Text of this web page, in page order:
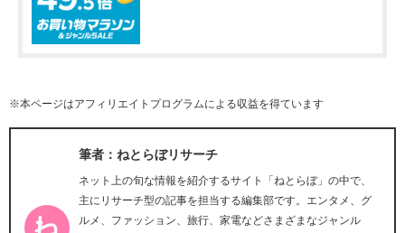
※本ページはアフィリエイトプログラムによる収益を得ています
筆者：ねとらぼリサーチ
ネット上の旬な情報を紹介するサイト「ねとらぼ」の中で、
主にリサーチ型の記事を担当する編集部です。エンタメ、グ
ルメ、ファッション、旅行、家電などさまざまなジャンル